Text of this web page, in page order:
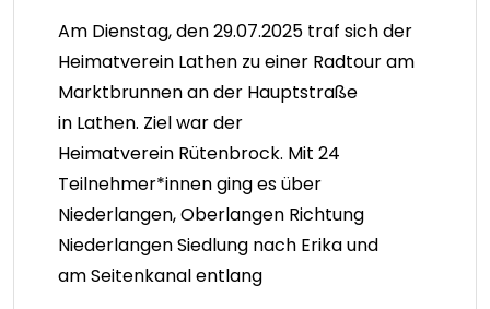
Am Dienstag, den 29.07.2025 traf sich der
Heimatverein Lathen zu einer Radtour am
Marktbrunnen an der Hauptstraße
in Lathen. Ziel war der
Heimatverein Rütenbrock. Mit 24
Teilnehmer*innen ging es über
Niederlangen, Oberlangen Richtung
Niederlangen Siedlung nach Erika und
am Seitenkanal entlang